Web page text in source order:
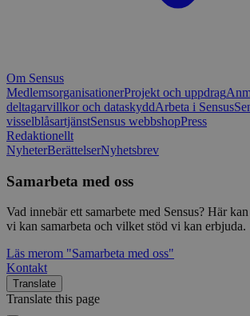
Om Sensus
MedlemsorganisationerProjekt och uppdrag
deltagarvillkor och dataskyddArbeta i Sensus
visselblåsartjänstSensus webbshopPress
Redaktionellt
NyheterBerättelserNyhetsbrev
Samarbeta med oss
Vad innebär ett samarbete med Sensus? Här
vi kan samarbeta och vilket stöd vi kan erbjuda.
Läs merom "Samarbeta med oss"
Kontakt
Translate
Translate this page